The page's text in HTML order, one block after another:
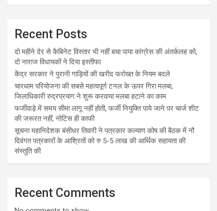
Recent Posts
दो महीने देर से कैबिनेट विस्तार भी नहीं बचा पाया कांग्रेस की अंतर्कलह को,
दो नाराज विधायकों ने दिया इस्तीफा
केंद्र सरकार ने पुरानी गाड़ियों की खरीद फरोख्त के नियम बदले
चारधाम परियोजना की सबसे महत्वपूर्ण टनल के ऊपर गिरा मलबा,
जिलाधिकारी रुद्रप्रयाग ने शुरू करवाया मलबा हटाने का काम
फर्जीवाड़े में समय सीमा लागू नहीं होती, फर्जी नियुक्ति पाये जाने पर चार्ज शीट
की जरूरत नहीं, नोटिस ही काफी
सूचना महानिदेशक बंसीधर तिवारी ने पत्रकार कल्याण कोष की बैठक में नौ
दिवंगत पत्रकारों के आश्रितों को रु 5-5 लाख की आर्थिक सहायता की
संस्तुति की
Recent Comments